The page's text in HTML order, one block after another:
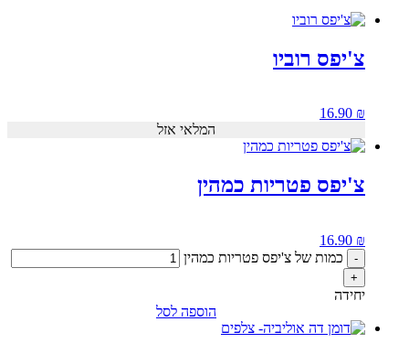
צ'יפס רוביו
16.90 ₪
המלאי אזל
צ'יפס פטריות כמהין
16.90 ₪
- כמות של צ'יפס פטריות כמהין
+
יחידה
הוספה לסל